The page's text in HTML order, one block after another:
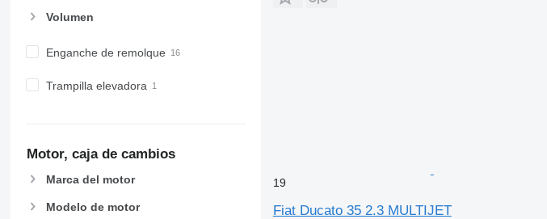
Volumen
Enganche de remolque
Trampilla elevadora
Motor, caja de cambios
Marca del motor
Modelo de motor
19
Fiat Ducato 35 2.3 MULTIJET